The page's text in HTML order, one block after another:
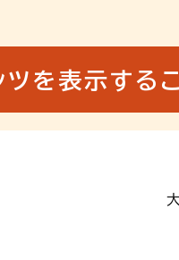
ツを表示する